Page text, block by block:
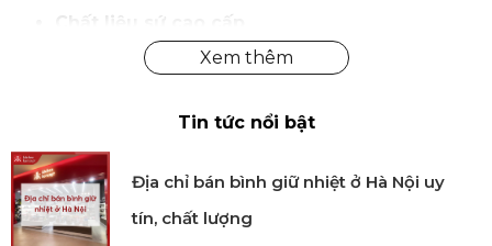
Chất liệu sứ cao cấp
Sản phẩm được chế tác từ sứ chất lượng cao, nung ở
thấm nước. Chất liệu an toàn cho sức khỏe người
cũng như tiếp đãi trong không gian bàn trà chỉn chu.
Công dụng nổi bật
Tin tức nổi bật
Địa chỉ bán bình giữ nhiệt ở Hà Nội uy
tín, chất lượng